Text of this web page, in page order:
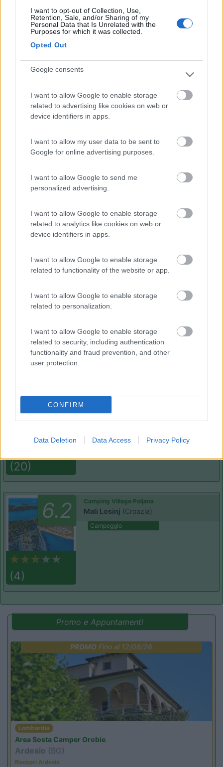
I want to opt-out of Collection, Use,
Retention, Sale, and/or Sharing of my
Personal Data that Is Unrelated with the
Purposes for which it was collected.
Opted Out
Google consents
I want to allow Google to enable storage
related to advertising like cookies on web or
device identifiers in apps.
I want to allow my user data to be sent to
Google for online advertising purposes.
I want to allow Google to send me
personalized advertising.
I want to allow Google to enable storage
related to analytics like cookies on web or
device identifiers in apps.
I want to allow Google to enable storage
related to functionality of the website or app.
I want to allow Google to enable storage
related to personalization.
I want to allow Google to enable storage
related to security, including authentication
functionality and fraud prevention, and other
user protection.
CONFIRM
Data Deletion Data Access Privacy Policy
Segnalati nei dintorni
7.7 Camping Village Mare Pineta
7.3 Residence & Camping Punta Spin
Grado(GO)
9 Aquileia (UD)
Campeggio
9
(20)
Area di sosta
6.2
(4)
Camping Village Poljana
Mali Losinj (Croazia)
Campeggio
Promo e Appuntamenti
PROMO Fino al 12/08/26
Lombardia
Area Sosta Camper Orobie
Ardesio (BG)
Riscopri Ardesio